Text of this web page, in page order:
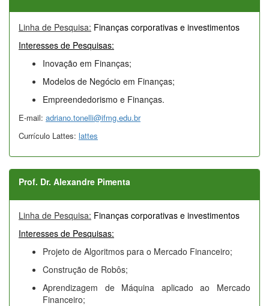
Linha de Pesquisa: Finanças corporativas e investimentos
Interesses de Pesquisas:
Inovação em Finanças;
Modelos de Negócio em Finanças;
Empreendedorismo e Finanças.
E-mail: adriano.tonelli@ifmg.edu.br
Currículo Lattes: lattes
Prof. Dr. Alexandre Pimenta
Linha de Pesquisa: Finanças corporativas e investimentos
Interesses de Pesquisas:
Projeto de Algoritmos para o Mercado Financeiro;
Construção de Robôs;
Aprendizagem de Máquina aplicado ao Mercado
Financeiro;